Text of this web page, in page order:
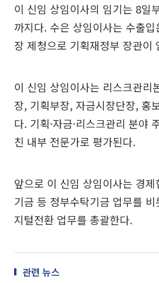
이 신임 상임이사의 임기는 8일
까지다. 수은 상임이사는 수출
장 제청으로 기획재정부 장관이
이 신임 상임이사는 리스크관리
장, 기획부장, 자금시장단장, 홍
다. 기획·자금·리스크관리 분야
친 내부 전문가로 평가된다.
앞으로 이 신임 상임이사는 경
기금 등 정부수탁기금 업무를
지털전환 업무를 총괄한다.
관련 뉴스